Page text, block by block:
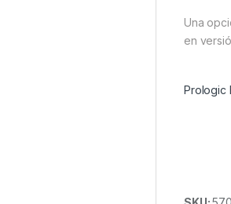
Una
en
Prologic